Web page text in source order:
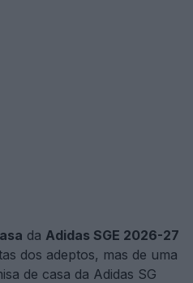
da Adidas SGE 2026-27
dos adeptos, mas de uma
de casa da Adidas SG